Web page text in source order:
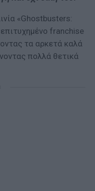
«Ghostbusters:
franchise
τα αρκετά καλά
πολλά θετικά